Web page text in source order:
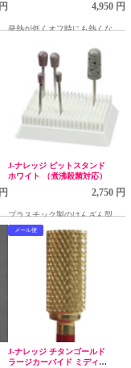
4,950 円
発熱が低くオフ時にも熱くなり
J-ナレッジ ビットスタンド
ホワイト （煮沸殺菌対応）
2,750 円
プラスチック製のけんざん型ビ
ット用スタンド
メール便
J-ナレッジ チタンゴールド
ラージカーバイド ミディア